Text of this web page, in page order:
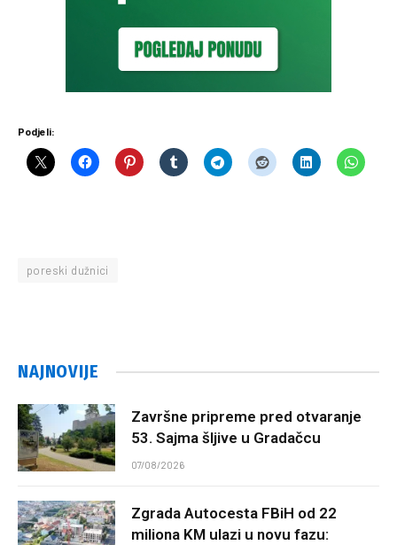
Podjeli:
poreski dužnici
NAJNOVIJE
Završne pripreme pred otvaranje
53. Sajma šljive u Gradačcu
07/08/2026
Zgrada Autocesta FBiH od 22
miliona KM ulazi u novu fazu: